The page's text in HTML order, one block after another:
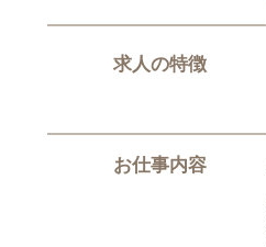
求人の特徴
お仕事内容